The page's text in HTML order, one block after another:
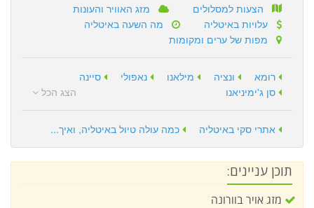
הצעות למסלולים
מזג האוויר והעונות
עלויות באיטליה
מה השעה באיטליה
מפות של ערים ומקומות
רומא ונציה מילאנו נאפולי
סיינה
סן ג'ימיניאנו
הצג הכל
אתרי סקי באיטליה כמה עולה טיול באיטליה, ואיך...
תוכן עניינים:
מזג אויר בוורונה